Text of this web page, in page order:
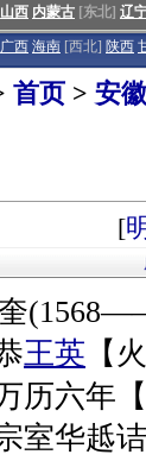
山西 内蒙古 [东北] 辽
广西 海南 [西北] 陕西
首页 > 安
[
王英 【
历六年
室华趆